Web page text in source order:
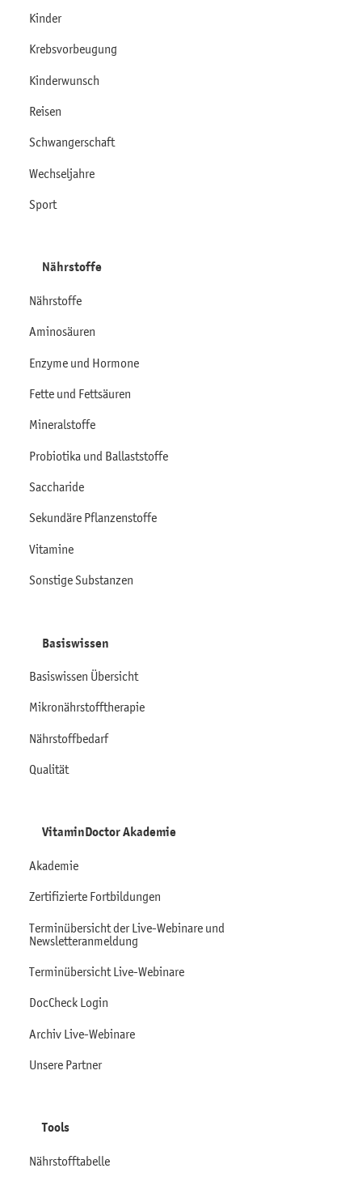
Kinder
Krebsvorbeugung
Kinderwunsch
Reisen
Schwangerschaft
Wechseljahre
Sport
Nährstoffe
Nährstoffe
Aminosäuren
Enzyme und Hormone
Fette und Fettsäuren
Mineralstoffe
Probiotika und Ballaststoffe
Saccharide
Sekundäre Pflanzenstoffe
Vitamine
Sonstige Substanzen
Basiswissen
Basiswissen Übersicht
Mikronährstofftherapie
Nährstoffbedarf
Qualität
VitaminDoctor Akademie
Akademie
Zertifizierte Fortbildungen
Terminübersicht der Live-Webinare und
Newsletteranmeldung
Terminübersicht Live-Webinare
DocCheck Login
Archiv Live-Webinare
Unsere Partner
Tools
Nährstofftabelle